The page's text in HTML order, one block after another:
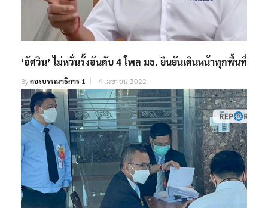
‘อัศวิน’ ไม่หวั่นรั้งอันดับ 4 โพล มธ. ยืนยันเดินหน้าทุกพื้นที่
Byกองบรรณาธิการ 1 4 เมษายน 2022